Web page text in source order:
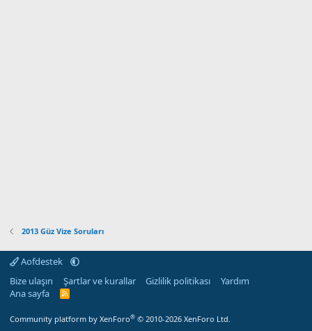
2013 Güz Vize Soruları
Aofdestek
Bize ulaşın
Şartlar ve kurallar Gizlilik politikası
Yardım
Ana sayfa
R
Community platform by XenForo® © 2010-2026 XenForo Ltd.